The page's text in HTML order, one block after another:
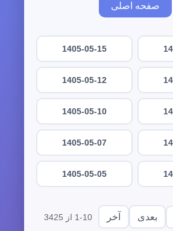
صفحه اصلی
1405-05-15
1405-05-12
1405-05-10
1405-05-07
1405-05-05
بعدی آخر 1-10 از 3425